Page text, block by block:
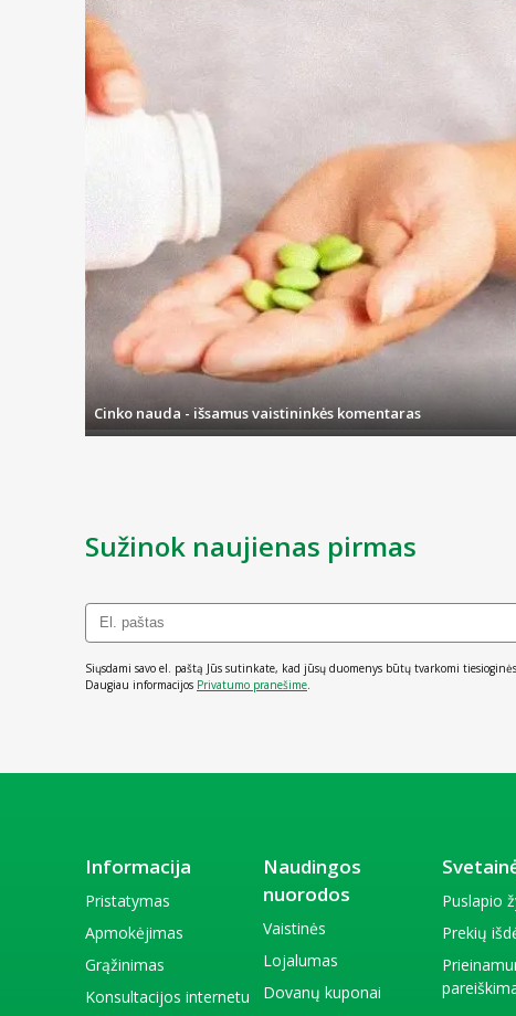
Cinko nauda - išsamus vaistininkės komentaras
Sužinok naujienas pirmas
Siųsdami savo el. paštą Jūs sutinkate, kad jūsų duomenys būtų tvarkomi
Daugiau informacijos Privatumo pranešime
Informacija
Pristatymas
Apmokėjimas
Grąžinimas
Konsultacijos internetu
Naudingos
nuorodos
Vaistinės
Lojalumas
Dovanų kuponai
Puslapio
Prekių